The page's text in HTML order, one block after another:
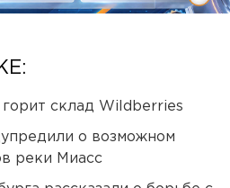
склад Wildberries
о возможном
реки Миасс